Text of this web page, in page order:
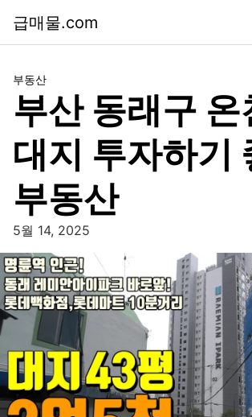
급매물.com
부동산
부산 동래구 온
대지 투자하기
부동산
5월 14, 2025